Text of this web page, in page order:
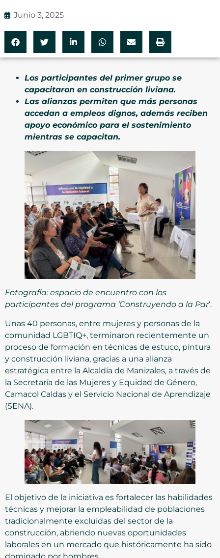
Junio 3, 2025
Los participantes del primer grupo se
capacitaron en construcción liviana.
Las alianzas permiten que más personas
accedan a empleos dignos, además reciben
apoyo económico para el sostenimiento
mientras se capacitan.
Fotografía: espacio de encuentro con los
participantes del programa ‘Construyendo a la Par‘.
Unas 40 personas, entre mujeres y personas de la
comunidad LGBTIQ+, terminaron recientemente un
proceso de formación en técnicas de estuco, pintura
y construcción liviana, gracias a una alianza
estratégica entre la Alcaldía de Manizales, a través de
la Secretaría de las Mujeres y Equidad de Género,
Camacol Caldas y el Servicio Nacional de Aprendizaje
(SENA).
El objetivo de la iniciativa es fortalecer las habilidades
técnicas y mejorar la empleabilidad de poblaciones
tradicionalmente excluidas del sector de la
construcción, abriendo nuevas oportunidades
laborales en un mercado que históricamente ha sido